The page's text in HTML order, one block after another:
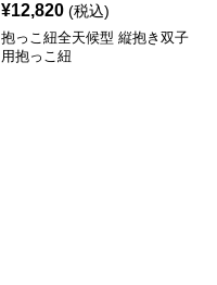
¥12,820 (税込)
抱っこ紐全天候型 縦抱き双子
用抱っこ紐